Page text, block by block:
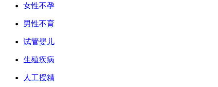
女性不孕
男性不育
试管婴儿
生殖疾病
人工授精